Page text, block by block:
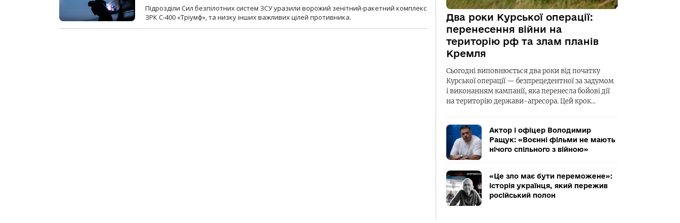
Підрозділи Сил безпілотних систем ЗСУ уразили ворожий зенітний-ракетний комплекс
ЗРК С-400 «Тріумф», та низку інших важливих цілей противника.
Два роки Курської операції:
перенесення війни на
територію рф та злам планів
Кремля
Сьогодні виповнюється два роки від початку
Курської операції — безпрецедентної за задумом
і виконанням кампанії, яка перенесла бойові дії
на територію держави-агресора. Цей крок…
Актор і офіцер Володимир
Ращук: «Воєнні фільми не мають
нічого спільного з війною»
«Це зло має бути переможене»:
історія українця, який пережив
російський полон